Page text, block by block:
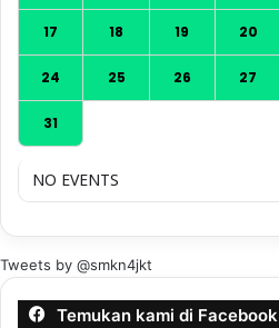
17 18 19 20
24 25 26 27
31
NO EVENTS
Tweets by @smkn4jkt
Temukan kami di Facebook